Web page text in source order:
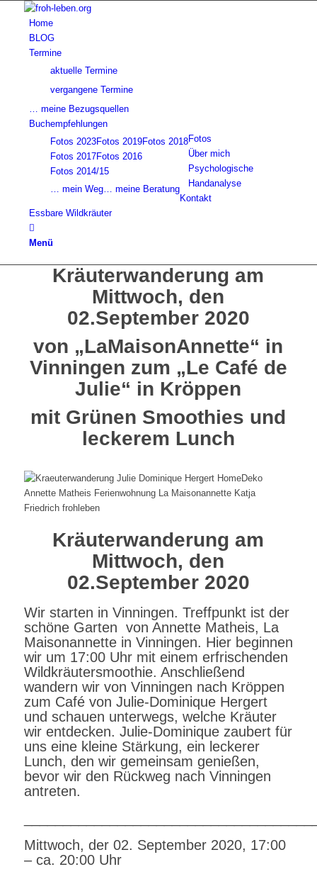
Home
BLOG
Termine
aktuelle Termine
vergangene Termine
… meine Bezugsquellen
Buchempfehlungen
Fotos
Fotos 2023Fotos 2019Fotos 2018
Fotos 2017Fotos 2016
Fotos 2014/15
Über mich
… mein Weg… meine Beratung
Psychologische
Handanalyse
Kontakt
Essbare Wildkräuter
Menü
Kräuterwanderung am
Mittwoch, den
02.September 2020
von „LaMaisonAnnette“ in
Vinningen zum „Le Café de
Julie“ in Kröppen
mit Grünen Smoothies und
leckerem Lunch
Kräuterwanderung am
Mittwoch, den
02.September 2020
Wir starten in Vinningen. Treffpunkt ist der
schöne Garten von Annette Matheis, La
Maisonannette in Vinningen. Hier beginnen
wir um 17:00 Uhr mit einem erfrischenden
Wildkräutersmoothie. Anschließend
wandern wir von Vinningen nach Kröppen
zum Café von Julie-Dominique Hergert
und schauen unterwegs, welche Kräuter
wir entdecken. Julie-Dominique zaubert für
uns eine kleine Stärkung, ein leckerer
Lunch, den wir gemeinsam genießen,
bevor wir den Rückweg nach Vinningen
antreten.
Mittwoch, der 02. September 2020, 17:00
– ca. 20:00 Uhr